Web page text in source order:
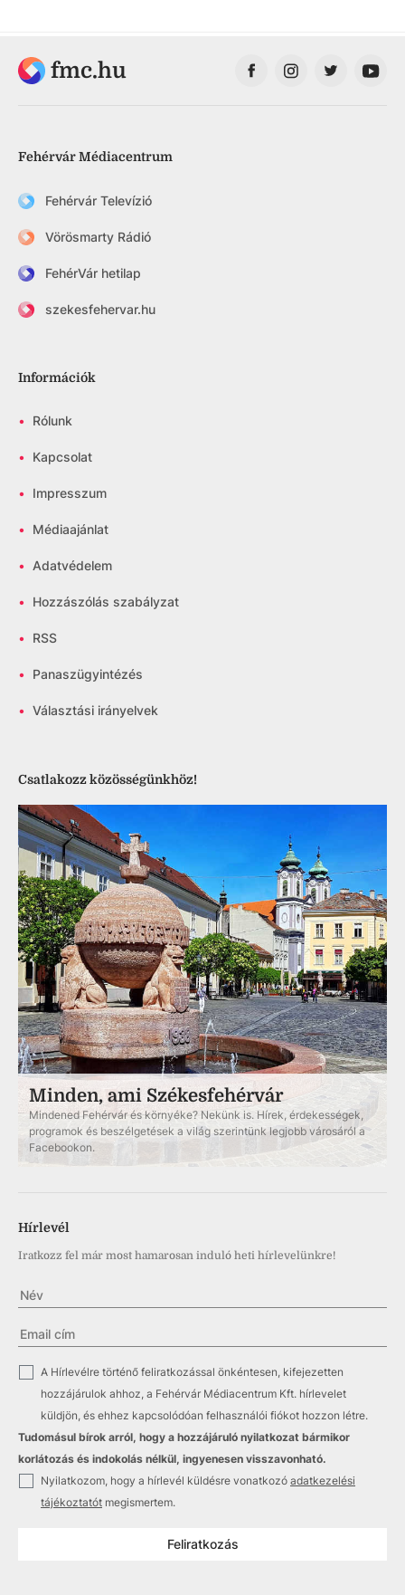
fmc.hu
Fehérvár Médiacentrum
Fehérvár Televízió
Vörösmarty Rádió
FehérVár hetilap
szekesfehervar.hu
Információk
• Rólunk
• Kapcsolat
• Impresszum
• Médiaajánlat
• Adatvédelem
• Hozzászólás szabályzat
• RSS
• Panaszügyintézés
• Választási irányelvek
Csatlakozz közösségünkhöz!
Minden, ami Székesfehérvár
Mindened Fehérvár és környéke? Nekünk is. Hírek, érdekességek,
programok és beszélgetések a világ szerintünk legjobb városáról a
Facebookon.
Hírlevél
Iratkozz fel már most hamarosan induló heti hírlevelünkre!
A Hírlevélre történő feliratkozással önkéntesen, kifejezetten
hozzájárulok ahhoz, a Fehérvár Médiacentrum Kft. hírlevelet
küldjön, és ehhez kapcsolódóan felhasználói fiókot hozzon létre.
Tudomásul bírok arról, hogy a hozzájáruló nyilatkozat bármikor
korlátozás és indokolás nélkül, ingyenesen visszavonható.
Nyilatkozom, hogy a hírlevél küldésre vonatkozó adatkezelési
tájékoztatót megismertem.
Feliratkozás